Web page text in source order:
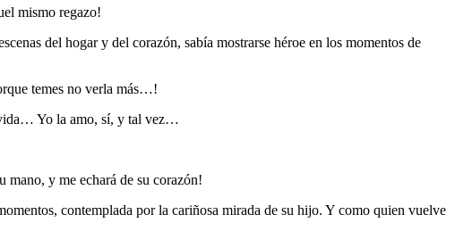
mismo regazo!
del hogar y del corazón, sabía mostrarse héroe en los momentos de
temes no verla más…!
Yo la amo, sí, y tal vez…
mano, y me echará de su corazón!
contemplada por la cariñosa mirada de su hijo. Y como quien vuelve